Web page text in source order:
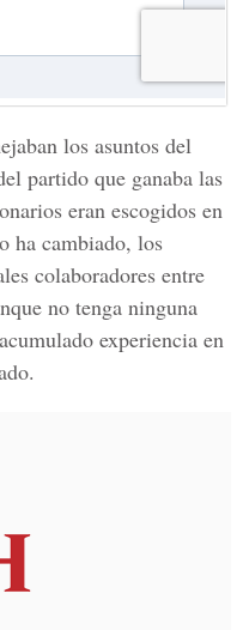
los asuntos del
partido que ganaba las
eran escogidos en
ha cambiado, los
colaboradores entre
no tenga ninguna
experiencia en